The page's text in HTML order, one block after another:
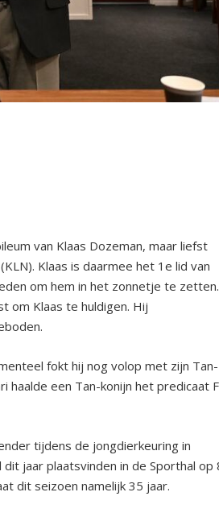
van Klaas Dozeman, maar liefst
Klaas is daarmee het 1e lid van
om hem in het zonnetje te zetten.
om Klaas te huldigen. Hij
fokt hij nog volop met zijn Tan-
haalde een Tan-konijn het predicaat F
tijdens de jongdierkeuring in
jaar plaatsvinden in de Sporthal op
dit seizoen namelijk 35 jaar.